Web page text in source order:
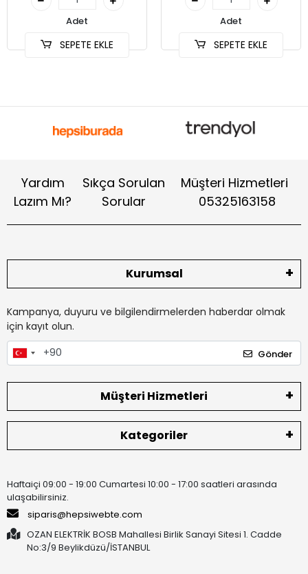
Adet
SEPETE EKLE
Adet
SEPETE EKLE
Yardım
Lazım Mı?
Sıkça Sorulan
Sorular
Müşteri Hizmetleri
05325163158
Kurumsal
Kampanya, duyuru ve bilgilendirmelerden haberdar olmak
için kayıt olun.
Gönder
Müşteri Hizmetleri
Kategoriler
Haftaiçi 09:00 - 19:00 Cumartesi 10:00 - 17:00 saatleri arasında
ulaşabilirsiniz.
siparis@hepsiwebte.com
OZAN ELEKTRİK BOSB Mahallesi Birlik Sanayi Sitesi 1. Cadde
No:3/9 Beylikdüzü/İSTANBUL